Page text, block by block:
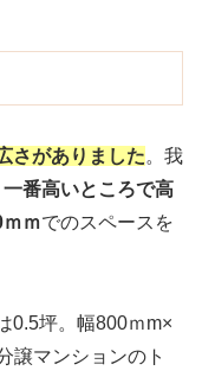
さがありました。我
一番高いところで高
ｍでのスペースを
0.5坪。幅800ｍm×
譲マンションのト